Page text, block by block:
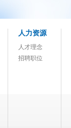
人力资源
人才理念
招聘职位